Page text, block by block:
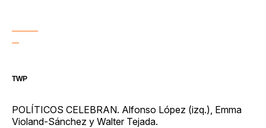
TWP
POLÍTICOS CELEBRAN. Alfonso López (izq.), Emma
Violand-Sánchez y Walter Tejada.